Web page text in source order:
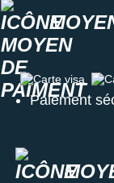
Carte visa
Paiement